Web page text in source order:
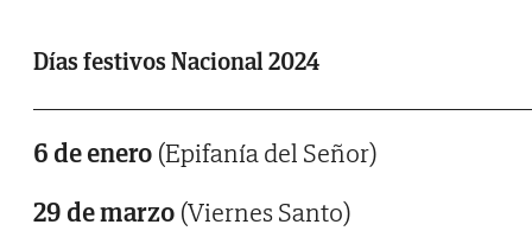
Días festivos Nacional 2024
6 de enero (Epifanía del Señor)
29 de marzo (Viernes Santo)